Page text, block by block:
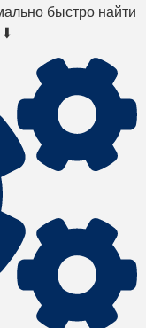
быстро найти